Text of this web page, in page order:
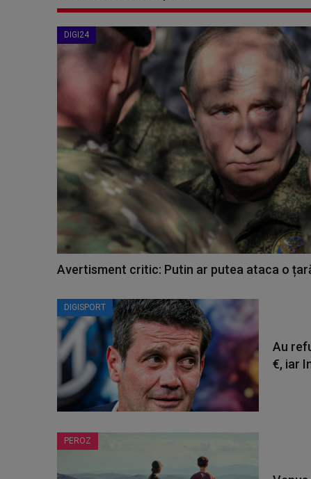
DIGI24
Avertisment critic: Putin ar putea ataca o
DIGISPORT
Au
€, iar
PEROZ